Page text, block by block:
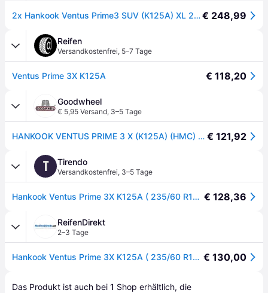
2x Hankook Ventus Prime3 SUV (K125A) XL 235/60R18 107V Reifen Sommer Offroad€ 248,99
Reifen
Versandkostenfrei, 5–7 Tage
Ventus Prime 3X K125A € 118,20
Goodwheel
€ 5,95 Versand, 3–5 Tage
HANKOOK VENTUS PRIME 3 X (K125A) (HMC) 235/60R18 107V (HMC) XL BSW € 121,92
T Tirendo
Versandkostenfrei, 3–5 Tage
Hankook Ventus Prime 3X K125A ( 235/60 R18 107V XL 4PR SBL ) - schwarz € 128,36
ReifenDirekt
2–3 Tage
Hankook Ventus Prime 3X K125A ( 235/60 R18 107V XL 4PR SBL ) € 130,00
Das Produkt ist auch bei 1 Shop erhältlich, die